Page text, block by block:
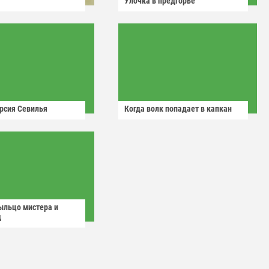
Севилья Когда волк попадает в капкан
мистера и